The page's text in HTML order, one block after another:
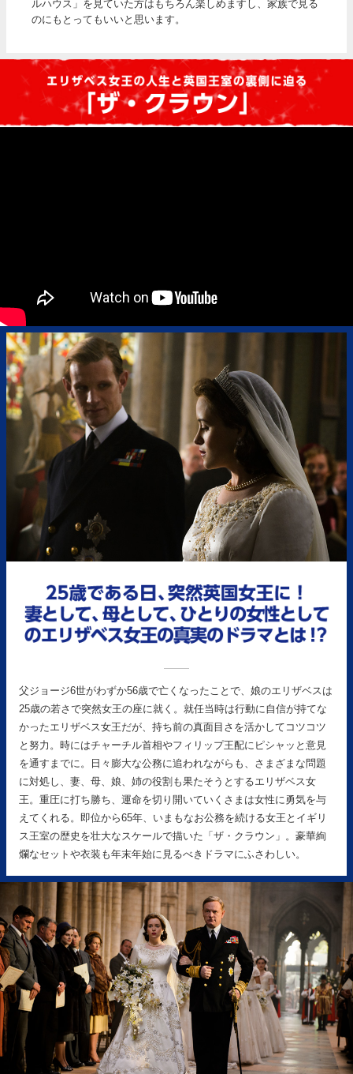
ルハウス」を見ていた方はもちろん楽しめますし、家族で見る
のにもとってもいいと思います。
父ジョージ6世がわずか56歳で亡くなったことで、娘のエリザベスは
25歳の若さで突然女王の座に就く。就任当時は行動に自信が持てな
かったエリザベス女王だが、持ち前の真面目さを活かしてコツコツ
と努力。時にはチャーチル首相やフィリップ王配にピシャッと意見
を通すまでに。日々膨大な公務に追われながらも、さまざまな問題
に対処し、妻、母、娘、姉の役割も果たそうとするエリザベス女
王。重圧に打ち勝ち、運命を切り開いていくさまは女性に勇気を与
えてくれる。即位から65年、いまもなお公務を続ける女王とイギリ
ス王室の歴史を壮大なスケールで描いた「ザ・クラウン」。豪華絢
爛なセットや衣装も年末年始に見るべきドラマにふさわしい。